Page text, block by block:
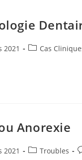
2021
PostCas
Anorexie
2021
PostTroubles